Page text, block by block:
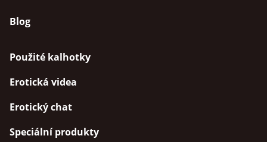
Blog
Použité kalhotky
Erotická videa
Erotický chat
Speciální produkty